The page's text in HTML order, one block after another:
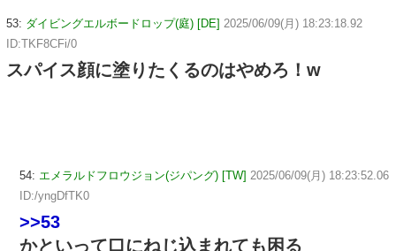
53: ダイビングエルボードロップ(庭) [DE] 2025/06/09(月) 18:23:18.92
ID:TKF8CFi/0
スパイス顔に塗りたくるのはやめろ！w
54: エメラルドフロウジョン(ジパング) [TW] 2025/06/09(月) 18:23:52.06
ID:/yngDfTK0
>>53
かといって口にねじ込まれても困る